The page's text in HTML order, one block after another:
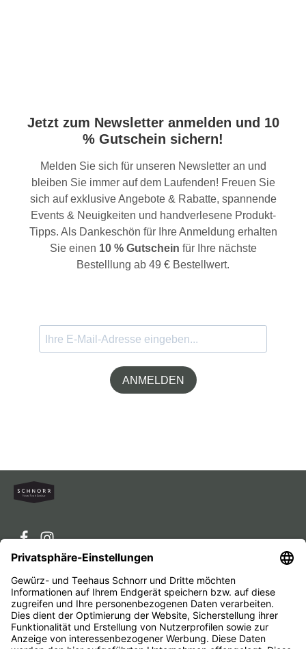
Jetzt zum Newsletter anmelden und 10
% Gutschein sichern!
Melden Sie sich für unseren Newsletter an und
bleiben Sie immer auf dem Laufenden! Freuen Sie
sich auf exklusive Angebote & Rabatte, spannende
Events & Neuigkeiten und handverlesene Produkt-
Tipps. Als Dankeschön für Ihre Anmeldung erhalten
Sie einen 10 % Gutschein für Ihre nächste
Bestelllung ab 49 € Bestellwert.
ANMELDEN
Service-Hotline
Service